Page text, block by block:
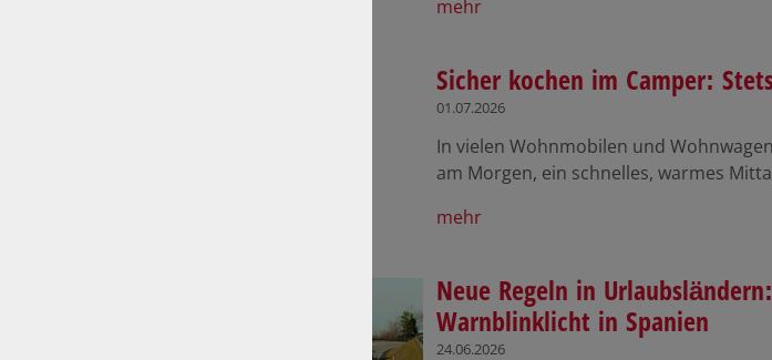
mehr
Sicher kochen im Camper:
01.07.2026
In vielen Wohnmobilen und
am Morgen, ein schnelles, warmes
mehr
Neue Regeln in
Warnblinklicht in Spanien
24.06.2026